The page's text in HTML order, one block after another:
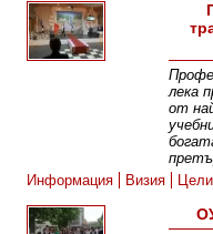
лека
от
Информация
Визия